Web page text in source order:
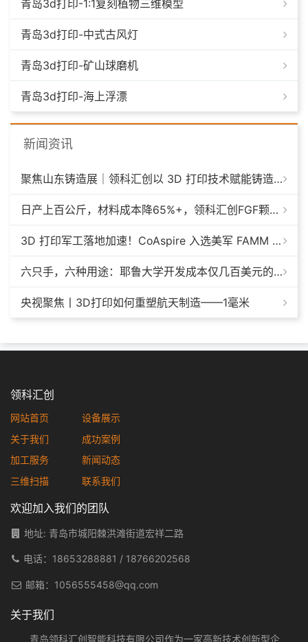
青岛3d打印-1:1复刻植物三维模型
青岛3d打印-中式古风灯
青岛3d打印-矿山球磨机
青岛3d打印-海上浮漂
新闻资讯
聚焦山东铸造展｜领科汇创以 3D 打印技术赋能铸造模具革新
日产上百公斤，材料成本降65%+，领科汇创FGF颗粒料3D打印机
3D 打印军工落地加速！CoAspire 入选美军 FAMM 导弹项目，RAACM 巡航导弹依托增材制造推进量产
六只手，六种用途：耶鲁大学开发成本仅几百美元的3D打印多功能假肢套装
央视聚焦丨3D打印如何重塑航天制造——1毫米
领科汇创
网站首页
关于我们
加工服务
三维扫描
设备展示
成功案例
新闻动态
联系我们
欢迎加入我们的团队
地址: 青岛市城阳棘洪滩街道宏祥二路
电话： 18653288881 / 18766202568
邮箱： 1056555458@qq.com
关于我们
青岛领科汇创智能科技有限公司作为一家高新技术创新型企